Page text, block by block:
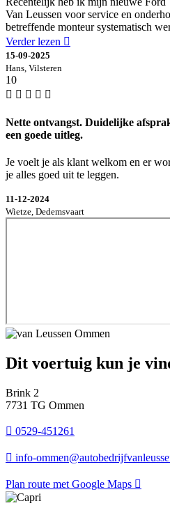
Van Leussen voor service en
betreffende monteur systematisch
Verder lezen
15-09-2025
Hans, Vilsteren
10
Nette ontvangst. Duidelijke
een goede uitleg.
Je voelt je als klant welkom en er
je alles goed uit te leggen.
11-12-2024
Wietze, Dedemsvaart
Dit voertuig kun je
Brink 2
7731 TG Ommen
0529-451261
info-
Plan route met Google Maps